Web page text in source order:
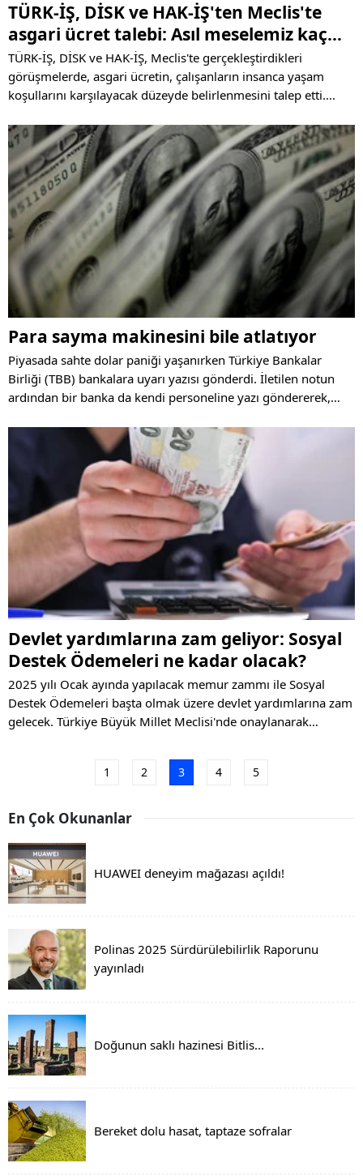
TÜRK-İŞ, DİSK ve HAK-İŞ'ten Meclis'te
asgari ücret talebi: Asıl meselemiz kaç
lira olacağı değil...
TÜRK-İŞ, DİSK ve HAK-İŞ, Meclis'te gerçekleştirdikleri
görüşmelerde, asgari ücretin, çalışanların insanca yaşam
koşullarını karşılayacak düzeyde belirlenmesini talep etti.
şekilde yapılması gerektiğine dikkat çekti.
Para sayma makinesini bile atlatıyor
Piyasada sahte dolar paniği yaşanırken Türkiye Bankalar
Birliği (TBB) bankalara uyarı yazısı gönderdi. İletilen notun
ardından bir banka da kendi personeline yazı göndererek,
bulunulduğuna dikkat çekildi.
Devlet yardımlarına zam geliyor: Sosyal
Destek Ödemeleri ne kadar olacak?
2025 yılı Ocak ayında yapılacak memur zammı ile Sosyal
Destek Ödemeleri başta olmak üzere devlet yardımlarına zam
gelecek. Türkiye Büyük Millet Meclisi'nde onaylanarak
bakım maaşı ve yaşlı aylığında artış olacak.
1 2 3 4 5
En Çok Okunanlar
HUAWEI deneyim mağazası açıldı!
Polinas 2025 Sürdürülebilirlik Raporunu
yayınladı
Doğunun saklı hazinesi Bitlis...
Bereket dolu hasat, taptaze sofralar